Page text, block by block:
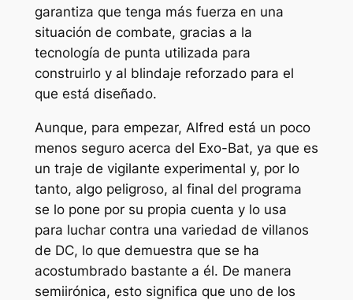
garantiza que tenga más fuerza en una
situación de combate, gracias a la
tecnología de punta utilizada para
construirlo y al blindaje reforzado para el
que está diseñado.
Aunque, para empezar, Alfred está un poco
menos seguro acerca del Exo-Bat, ya que es
un traje de vigilante experimental y, por lo
tanto, algo peligroso, al final del programa
se lo pone por su propia cuenta y lo usa
para luchar contra una variedad de villanos
de DC, lo que demuestra que se ha
acostumbrado bastante a él. De manera
semiirónica, esto significa que uno de los